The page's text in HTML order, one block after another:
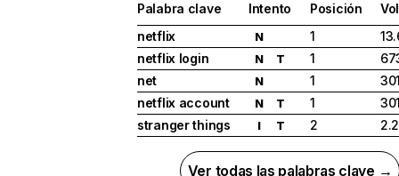
Palabra clave Intento Posición
netflix
N 1
netflix login
N T 1
net
N 1
netflix account
N T 1
stranger things
I T 2
Ver todas las palabras clave →